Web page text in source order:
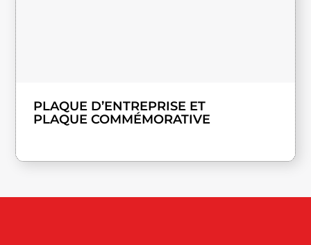
PLAQUE D’ENTREPRISE ET
PLAQUE COMMÉMORATIVE